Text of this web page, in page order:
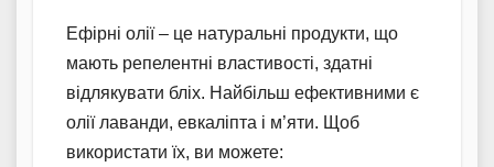
Ефірні олії – це натуральні продукти, що
мають репелентні властивості, здатні
відлякувати бліх. Найбільш ефективними є
олії лаванди, евкаліпта і м’яти. Щоб
використати їх, ви можете: